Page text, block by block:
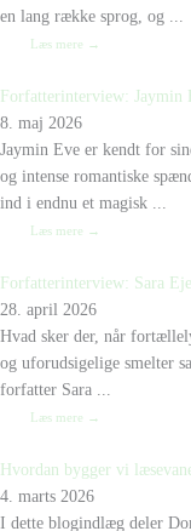
en lang række sprog, og ...
Læs mere →
Forfatterinterview: Jaymin
8. maj 2026
Jaymin Eve er kendt for
og intense romantiske
ind i endnu et magisk ...
Læs mere →
Forfatterinterview: Sara
28. april 2026
Hvad sker der, når
og uforudsigelige smelter
forfatter Sara ...
Læs mere →
Hvordan bygger vi
4. marts 2026
I dette blogindlæg deler